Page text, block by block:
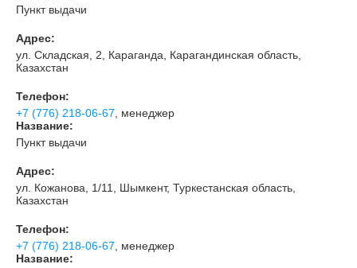
Пункт выдачи
Адрес:
ул. Складская, 2, Караганда, Карагандинская область,
Казахстан
Телефон:
+7 (776) 218-06-67 , менеджер
Название:
Пункт выдачи
Адрес:
ул. Кожанова, 1/11, Шымкент, Туркестанская область,
Казахстан
Телефон:
+7 (776) 218-06-67 , менеджер
Название: